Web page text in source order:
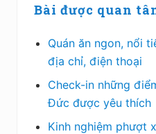
Bài được quan
Quán ăn ngon, nổi
địa chỉ, điện thoại
Check-in những
Đức được yêu thích
Kinh nghiệm phượt